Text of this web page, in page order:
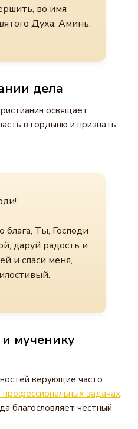
во имя
Духа. Аминь.
дела
освящает
в гордыню и признать
блага, Ты, Господи
даруй радость и
и спаси меня,
мученику
верующие часто
задачах.
благословляет честный